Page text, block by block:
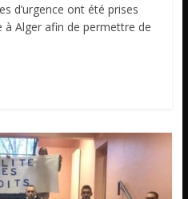
d’urgence ont été prises
à Alger afin de permettre de